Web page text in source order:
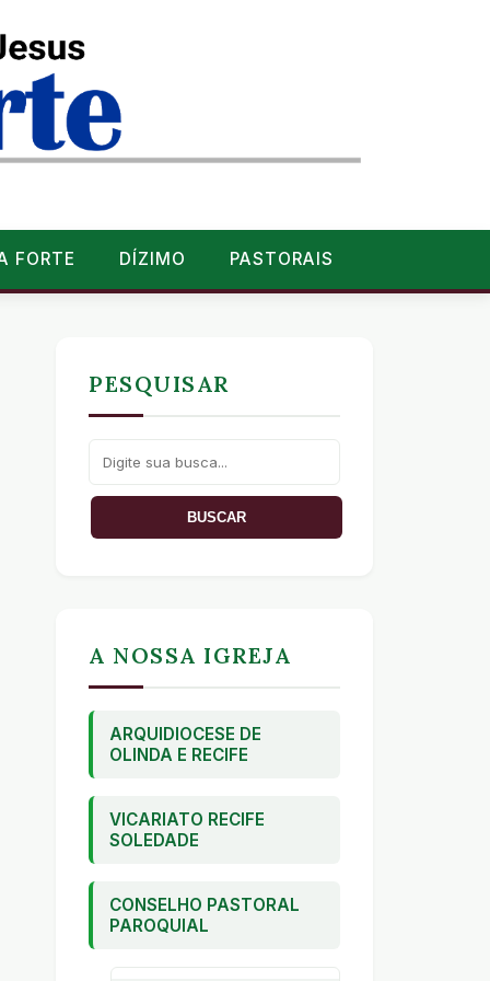
FORTE DÍZIMO PASTORAIS
PESQUISAR
A NOSSA IGREJA
ARQUIDIOCESE DE
OLINDA E RECIFE
VICARIATO RECIFE
SOLEDADE
CONSELHO PASTORAL
PAROQUIAL